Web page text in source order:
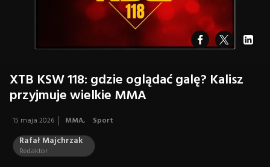
XTB KSW 118: gdzie oglądać galę? Kalisz
przyjmuje wielkie MMA
15 maja 2026 MMA, Sport
Rafał Majchrzak
Redaktor